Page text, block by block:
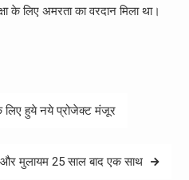
के लिए अमरता का वरदान मिला था।
लिए हुये नये प्रोजेक्ट मंजूर
मुलायम 25 साल बाद एक साथ